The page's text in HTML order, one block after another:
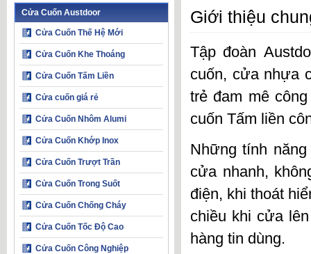
Cửa Cuốn Austdoor
Cửa Cuốn Thế Hệ Mới
Cửa Cuốn Khe Thoáng
Cửa Cuốn Tấm Liền
Cửa cuốn giá rẻ
Cửa Cuốn Nhôm Alumi
Cửa Cuốn Khớp Inox
Cửa Cuốn Trượt Trần
Cửa Cuốn Trong Suốt
Cửa Cuốn Chống Cháy
Cửa Cuốn Tốc Độ Cao
Cửa Cuốn Công Nghiệp
Giới thiệu
Tập đoàn
cuốn, cửa nhựa
trẻ đam mê
cuốn Tấm liền
Những tính
cửa nhanh,
điện, khi thoát
chiều khi cửa
hàng tin dùng.